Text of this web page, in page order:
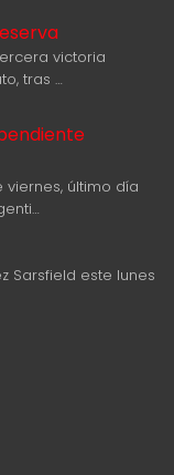
victoria
tras …
último día
Sarsfield este lunes